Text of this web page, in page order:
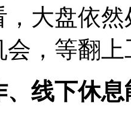
大盘依
，等翻
线下休